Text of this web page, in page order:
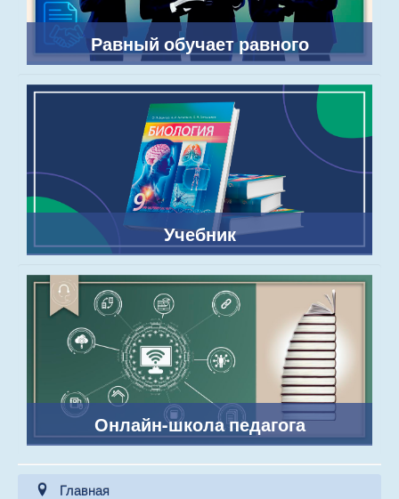
Равный обучает равного
Учебник
Онлайн-школа педагога
Главная